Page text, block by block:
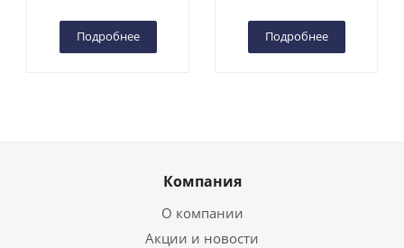
Подробнее Подробнее
Компания
О компании
Акции и новости